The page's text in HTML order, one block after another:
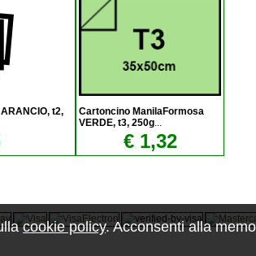
cookie policy. Acconsenti alla
t2,
Cartoncino ManilaFormosa
VERDE, t3, 250g...
€ 1,32